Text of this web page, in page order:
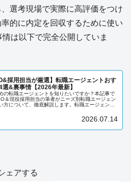
選考現場で実際に高評価をつけ
的に内定を回収するために使い
は以下で完全公開していま
採用担当が厳選】転職エージェントおす
選&裏事情【2026年最新】
の転職エージェントを知りたいですか？本記事で
＆現役採用担当の筆者がニーズ別転職エージェン
方について、徹底解説します。転職エージェント
2026.07.14
ェアする